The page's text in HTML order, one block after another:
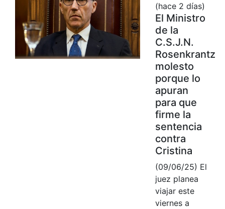
(hace 2 días)
El Ministro
de la
C.S.J.N.
Rosenkrantz
molesto
porque lo
apuran
para que
firme la
sentencia
contra
Cristina
(09/06/25) El
juez planea
viajar este
viernes a